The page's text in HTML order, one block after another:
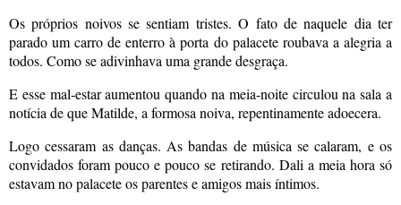
Os próprios noivos se sentiam tristes. O fato de naquele dia ter
parado um carro de enterro à porta do palacete roubava a alegria a
todos. Como se adivinhava uma grande desgraça.
E esse mal-estar aumentou quando na meia-noite circulou na sala a
notícia de que Matilde, a formosa noiva, repentinamente adoecera.
Logo cessaram as danças. As bandas de música se calaram, e os
convidados foram pouco e pouco se retirando. Dali a meia hora só
estavam no palacete os parentes e amigos mais íntimos.